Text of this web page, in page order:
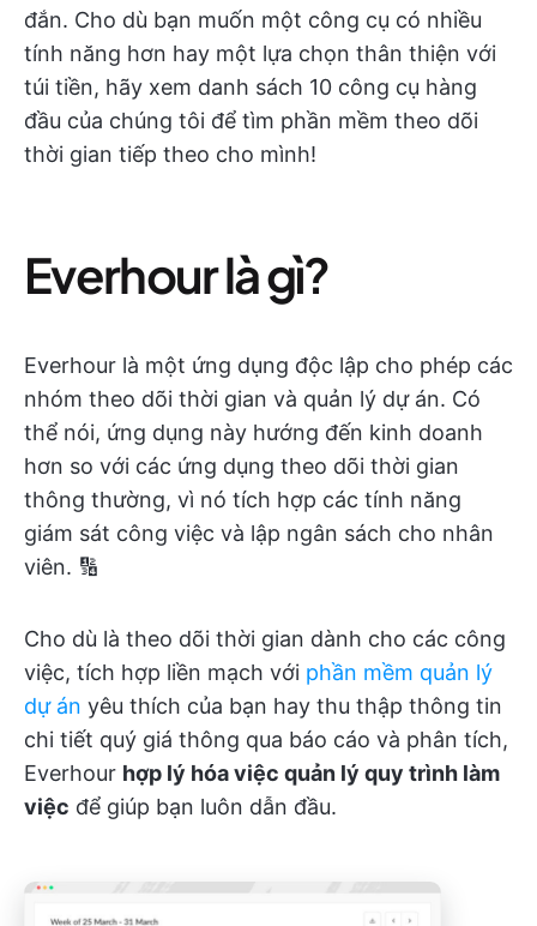
đắn. Cho dù bạn muốn một công cụ có nhiều
tính năng hơn hay một lựa chọn thân thiện với
túi tiền, hãy xem danh sách 10 công cụ hàng
đầu của chúng tôi để tìm phần mềm theo dõi
thời gian tiếp theo cho mình!
Everhour là gì?
Everhour là một ứng dụng độc lập cho phép các
nhóm theo dõi thời gian và quản lý dự án. Có
thể nói, ứng dụng này hướng đến kinh doanh
hơn so với các ứng dụng theo dõi thời gian
thông thường, vì nó tích hợp các tính năng
giám sát công việc và lập ngân sách cho nhân
viên. 🔢
Cho dù là theo dõi thời gian dành cho các công
việc, tích hợp liền mạch với phần mềm quản lý
dự án yêu thích của bạn hay thu thập thông tin
chi tiết quý giá thông qua báo cáo và phân tích,
Everhour hợp lý hóa việc quản lý quy trình làm
việc để giúp bạn luôn dẫn đầu.